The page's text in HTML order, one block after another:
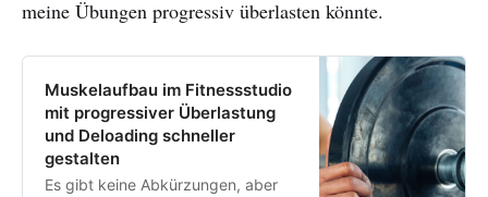
meine Übungen progressiv überlasten könnte.
Muskelaufbau im Fitnessstudio
mit progressiver Überlastung
und Deloading schneller
gestalten
Es gibt keine Abkürzungen, aber